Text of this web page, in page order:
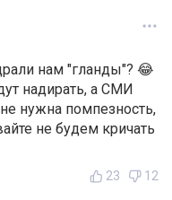
нам "гланды"? 😂
надирать, а СМИ
нужна помпезность,
не будем кричать
23 12